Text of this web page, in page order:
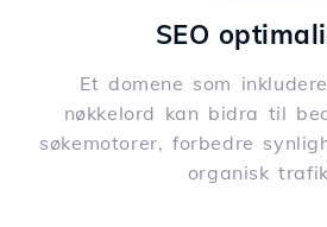
SEO
Et domene som
nøkkelord kan bidra til
søkemotorer, forbedre
organisk